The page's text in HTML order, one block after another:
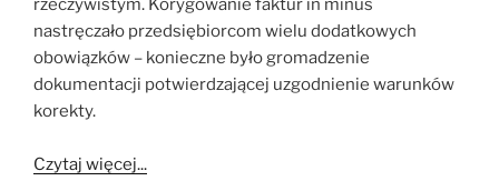
rzeczywistym. Korygowanie faktur in minus
nastręczało przedsiębiorcom wielu dodatkowych
obowiązków – konieczne było gromadzenie
dokumentacji potwierdzającej uzgodnienie warunków
korekty.
Czytaj więcej...